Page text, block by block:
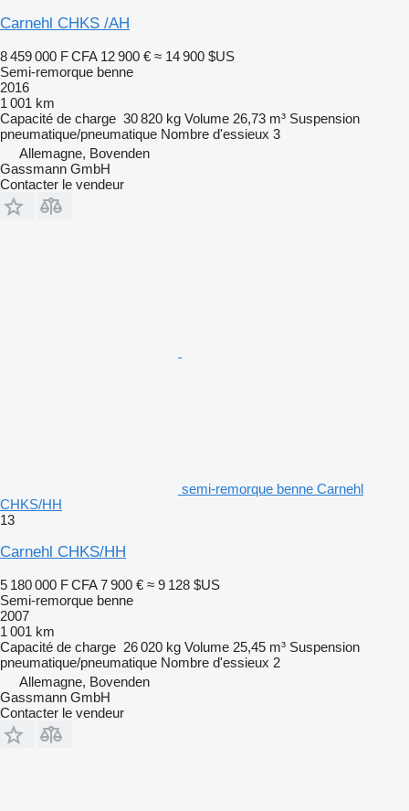
Carnehl CHKS /AH
8 459 000 F CFA 12 900 € ≈ 14 900 $US
Semi-remorque benne
2016
1 001 km
Capacité de charge 30 820 kg Volume 26,73 m³ Suspension
pneumatique/pneumatique Nombre d'essieux 3
Allemagne, Bovenden
Gassmann GmbH
Contacter le vendeur
semi-remorque benne Carnehl
CHKS/HH
13
Carnehl CHKS/HH
5 180 000 F CFA 7 900 € ≈ 9 128 $US
Semi-remorque benne
2007
1 001 km
Capacité de charge 26 020 kg Volume 25,45 m³ Suspension
pneumatique/pneumatique Nombre d'essieux 2
Allemagne, Bovenden
Gassmann GmbH
Contacter le vendeur